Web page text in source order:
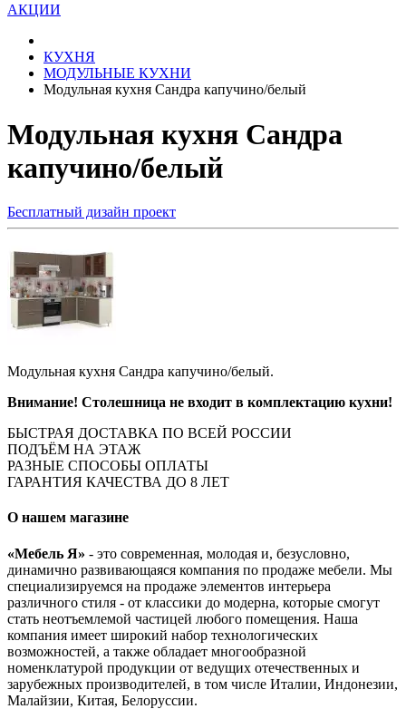
АКЦИИ
КУХНЯ
МОДУЛЬНЫЕ КУХНИ
Модульная кухня Сандра капучино/белый
Модульная кухня Сандра
капучино/белый
Бесплатный дизайн проект
Модульная кухня Сандра капучино/белый.
Внимание! Столешница не входит в комплектацию кухни!
БЫСТРАЯ ДОСТАВКА ПО ВСЕЙ РОССИИ
ПОДЪЁМ НА ЭТАЖ
РАЗНЫЕ СПОСОБЫ ОПЛАТЫ
ГАРАНТИЯ КАЧЕСТВА ДО 8 ЛЕТ
О нашем магазине
«Мебель Я» - это современная, молодая и, безусловно,
динамично развивающаяся компания по продаже мебели. Мы
специализируемся на продаже элементов интерьера
различного стиля - от классики до модерна, которые смогут
стать неотъемлемой частицей любого помещения. Наша
компания имеет широкий набор технологических
возможностей, а также обладает многообразной
номенклатурой продукции от ведущих отечественных и
зарубежных производителей, в том числе Италии, Индонезии,
Малайзии, Китая, Белоруссии.